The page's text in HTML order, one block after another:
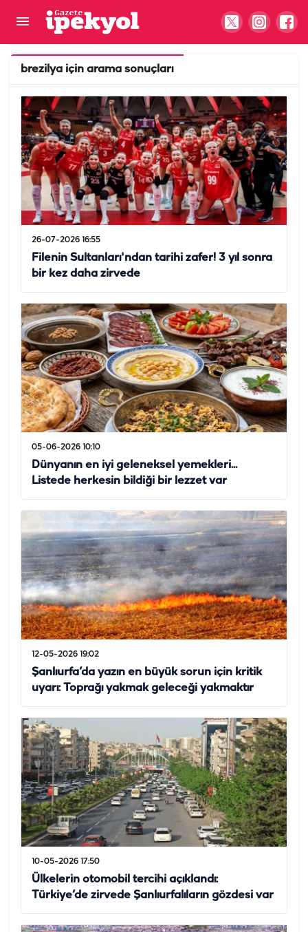
brezilya için arama sonuçları
26-07-2026 16:55
Filenin Sultanları'ndan tarihi zafer! 3 yıl sonra
bir kez daha zirvede
05-06-2026 10:10
Dünyanın en iyi geleneksel yemekleri...
Listede herkesin bildiği bir lezzet var
12-05-2026 19:02
Şanlıurfa’da yazın en büyük sorun için kritik
uyarı: Toprağı yakmak geleceği yakmaktır
10-05-2026 17:50
Ülkelerin otomobil tercihi açıklandı:
Türkiye’de zirvede Şanlıurfalıların gözdesi var